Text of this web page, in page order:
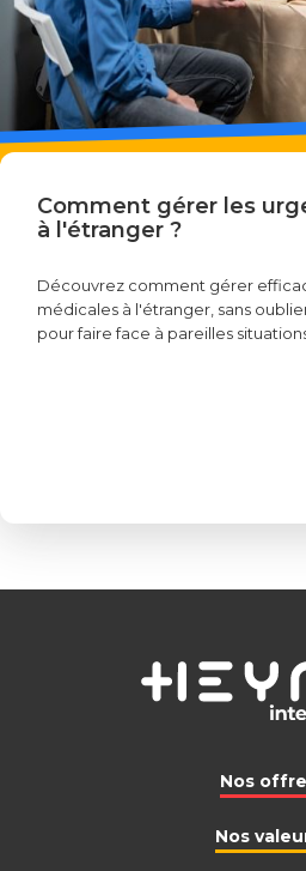
Comment gérer les
à l'étranger ?
Découvrez comment gérer
médicales à l'étranger, sans
pour faire face à pareilles
Nos
Nos